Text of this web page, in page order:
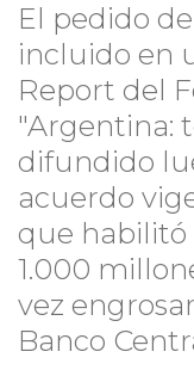
El pedido
incluido en
Report del
"Argentina:
difundido
acuerdo
que habilitó
1.000
vez
Banco